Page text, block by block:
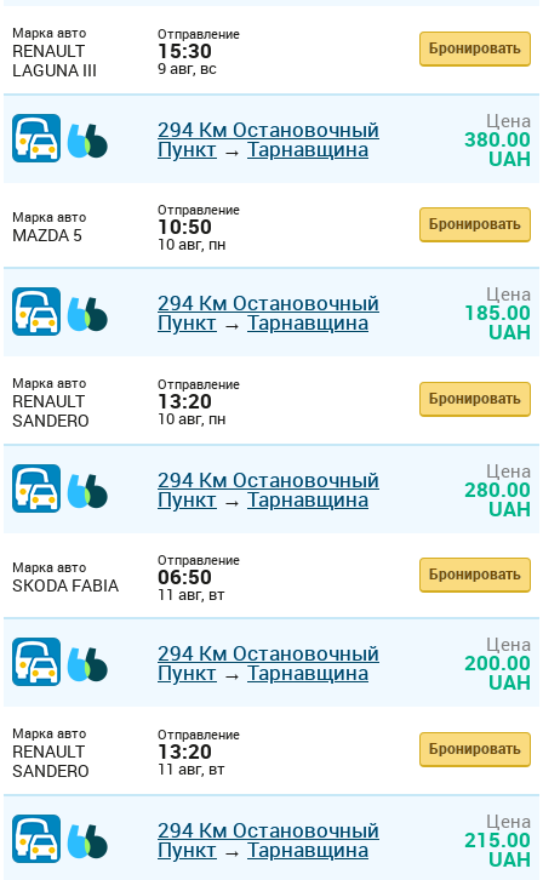
Марка авто
RENAULT
LAGUNA III
Отправление
15:30
9 авг, вс
Бронировать
294 Км Остановочный
Пункт→Тарнавщина
Цена
380.00
UAH
Марка авто
MAZDA 5
Отправление
10:50
10 авг, пн
Бронировать
294 Км Остановочный
Пункт→Тарнавщина
Цена
185.00
UAH
Марка авто
RENAULT
SANDERO
Отправление
13:20
10 авг, пн
Бронировать
294 Км Остановочный
Пункт→Тарнавщина
Цена
280.00
UAH
Марка авто
SKODA FABIA
Отправление
06:50
11 авг, вт
Бронировать
294 Км Остановочный
Пункт→Тарнавщина
Цена
200.00
UAH
Марка авто
RENAULT
SANDERO
Отправление
13:20
11 авг, вт
Бронировать
294 Км Остановочный
Пункт→Тарнавщина
Цена
215.00
UAH